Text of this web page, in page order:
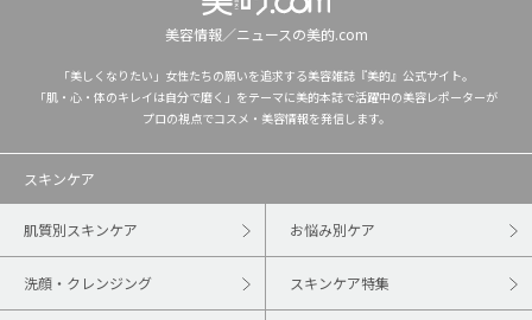
美容情報／ニュースの美的.com
「美しくなりたい」女性たちの願いを追求する美容雑誌『美的』公式サイト。
「肌・心・体のキレイは自分で磨く」をテーマに美的本誌で活躍中の美容レポーターが
プロの視点でコスメ・美容情報を発信します。
スキンケア
肌質別スキンケア お悩み別ケア
洗顔・クレンジング スキンケア特集